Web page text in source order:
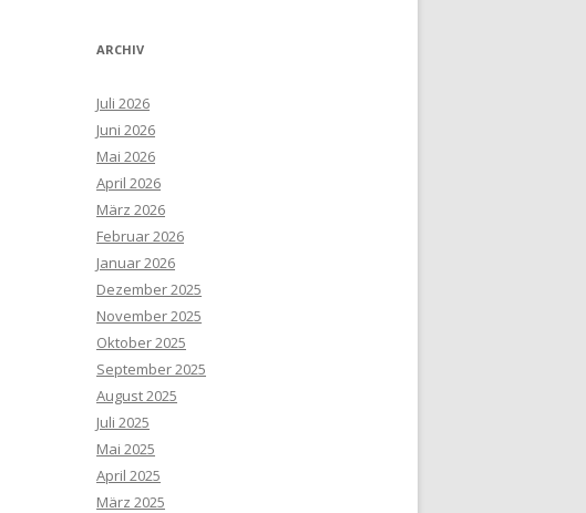
ARCHIV
Juli 2026
Juni 2026
Mai 2026
April 2026
März 2026
Februar 2026
Januar 2026
Dezember 2025
November 2025
Oktober 2025
September 2025
August 2025
Juli 2025
Mai 2025
April 2025
März 2025